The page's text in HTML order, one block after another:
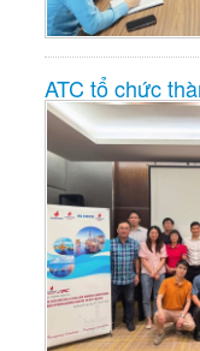
ATC tổ chức